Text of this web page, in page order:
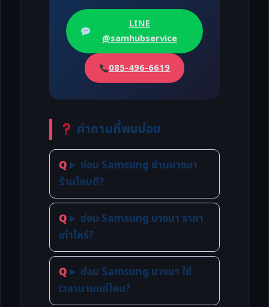
LINE
@samhubservice
085-496-6619
คำถามที่พบบ่อย
ซ่อม Samsung ย่านบางนา
ร้านไหนดี?
ซ่อม Samsung บางนา ราคา
เท่าไหร่?
ซ่อม Samsung บางนา ใช้
เวลานานแค่ไหน?